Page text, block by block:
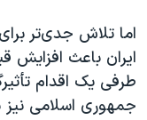
اما تلاش جدی‌تر
ایران باعث افزایش
طرفی یک اقدام
جمهوری اسلامی نیز